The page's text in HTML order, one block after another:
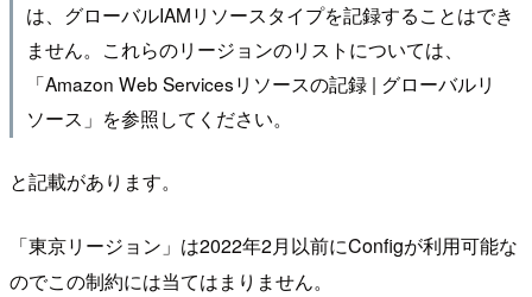
は、グローバルIAMリソースタイプを記録することはでき
ません。これらのリージョンのリストについては、
「Amazon Web Servicesリソースの記録 | グローバルリ
ソース」を参照してください。
と記載があります。
「東京リージョン」は2022年2月以前にConfigが利用可能な
のでこの制約には当てはまりません。